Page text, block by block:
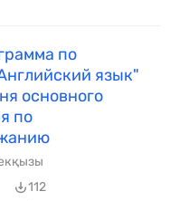
по
язык"
основного
по
112